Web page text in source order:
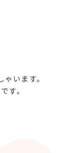
います。
す。